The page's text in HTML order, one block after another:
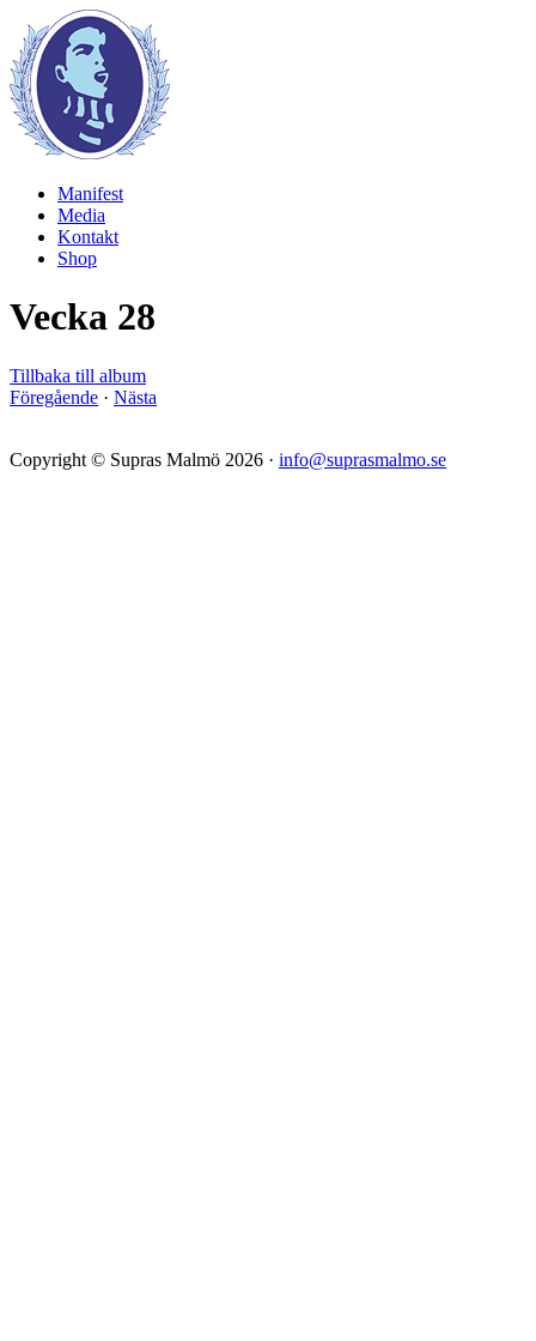
Manifest
Media
Kontakt
Shop
Vecka 28
Tillbaka till album
Föregående · Nästa
Copyright © Supras Malmö 2026 · info@suprasmalmo.se